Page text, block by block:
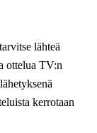
lähteä
ottelua TV:n
kerrotaan